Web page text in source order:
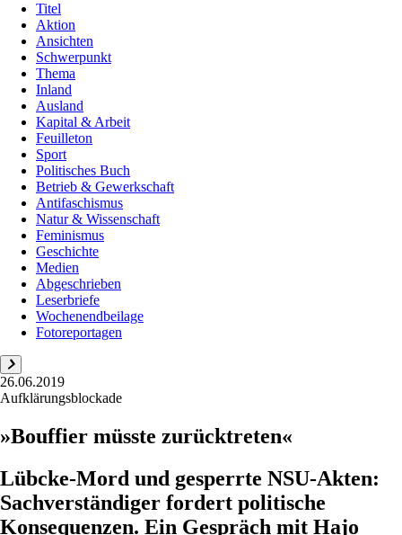
Titel
Aktion
Ansichten
Schwerpunkt
Thema
Inland
Ausland
Kapital & Arbeit
Feuilleton
Sport
Politisches Buch
Betrieb & Gewerkschaft
Antifaschismus
Natur & Wissenschaft
Feminismus
Geschichte
Medien
Abgeschrieben
Leserbriefe
Wochenendbeilage
Fotoreportagen
26.06.2019
Aufklärungsblockade
»Bouffier müsste zurücktreten«
Lübcke-Mord und gesperrte NSU-Akten:
Sachverständiger fordert politische
Konsequenzen. Ein Gespräch mit Hajo